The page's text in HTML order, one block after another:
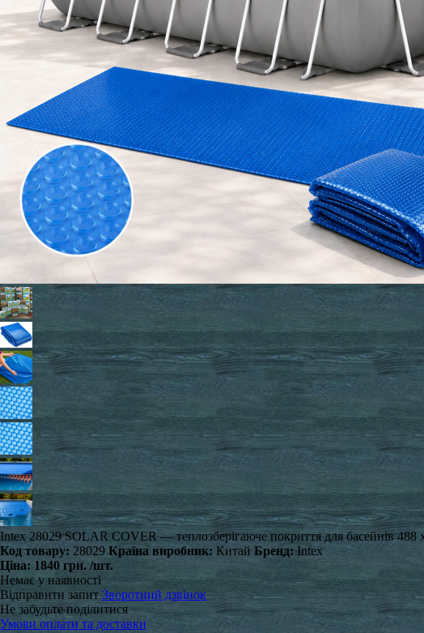
Intex 28029 SOLAR COVER — теплозберігаюче покриття для басейнів 488
Код товару: 28029 Країна виробник: Китай Бренд:Intex
Ціна: 1840 грн. /шт.
Немає у наявності
Відправити запит Зворотний дзвінок
Не забудьте поділитися
Умови оплати та доставки